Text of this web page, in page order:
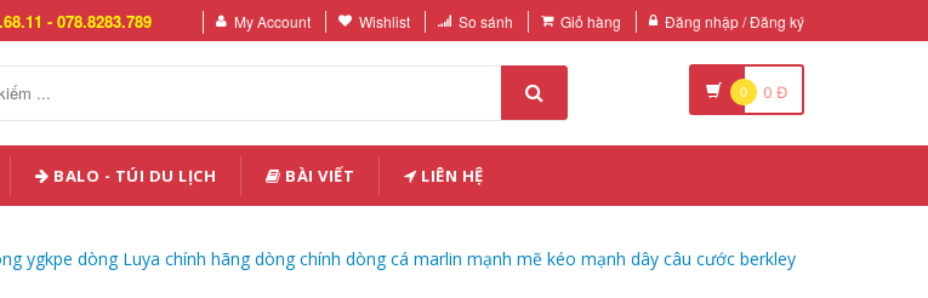
- 078.8283.789 My Account Wishlist So sánh Giỏ hàng Đăng nhập / Đăng ký
0 0 Đ
BALO - TÚI DU LỊCH BÀI VIẾT LIÊN HỆ
ygkpe dòng Luya chính hãng dòng chính dòng cá marlin mạnh mẽ kéo mạnh dây câu cước berkley